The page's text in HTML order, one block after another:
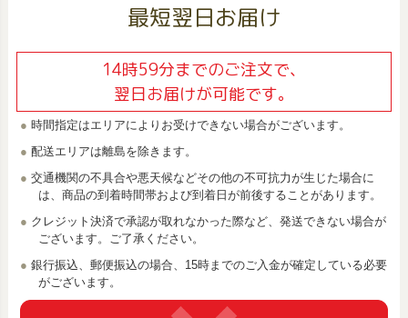
最短翌日お届け
14時59分までのご注文で、
翌日お届けが可能です。
時間指定はエリアによりお受けできない場合がございます。
配送エリアは離島を除きます。
交通機関の不具合や悪天候などその他の不可抗力が生じた場合に
は、商品の到着時間帯および到着日が前後することがあります。
クレジット決済で承認が取れなかった際など、発送できない場合が
ございます。ご了承ください。
銀行振込、郵便振込の場合、15時までのご入金が確定している必要
がございます。